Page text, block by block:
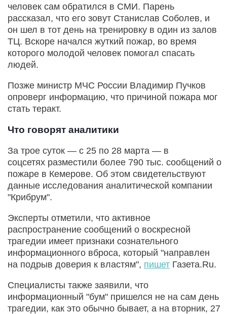
человек сам обратился в СМИ. Парень
рассказал, что его зовут Станислав Соболев, и
он шел в тот день на тренировку в один из залов
ТЦ. Вскоре начался жуткий пожар, во время
которого молодой человек помогал спасать
людей.
Позже министр МЧС России Владимир Пучков
опроверг информацию, что причиной пожара мог
стать теракт.
Что говорят аналитики
За трое суток — с 25 по 28 марта — в
соцсетях разместили более 790 тыс. сообщений о
пожаре в Кемерове. Об этом свидетельствуют
данные исследования аналитической компании
"Крибрум".
Эксперты отметили, что активное
распространение сообщений о воскресной
трагедии имеет признаки сознательного
информационного вброса, который "направлен
на подрыв доверия к властям", пишет Газета.Ru.
Специалисты также заявили, что
информационный "бум" пришелся не на сам день
трагедии, как это обычно бывает, а на вторник, 27